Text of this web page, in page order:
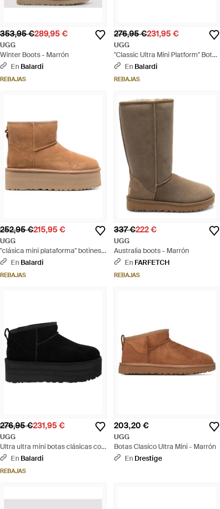
353,95 €289,95 €
UGG
Winter Boots - Marrón
En Balardi
REBAJAS
276,95 €231,95 €
UGG
"Classic Ultra Mini Platform" Botas
de tobillo - Marrón
En Balardi
REBAJAS
252,95 €215,95 €
UGG
"clásica mini plataforma" botines
de tobillo - Marrón
En Balardi
REBAJAS
337 €222 €
UGG
Australia boots - Marrón
En FARFETCH
REBAJAS
276,95 €231,95 €
UGG
Ultra ultra mini botas clásicas con
meseta - Negro
En Balardi
REBAJAS
203,20 €
UGG
Botas Clasico Ultra Mini - Marrón
En Drestige